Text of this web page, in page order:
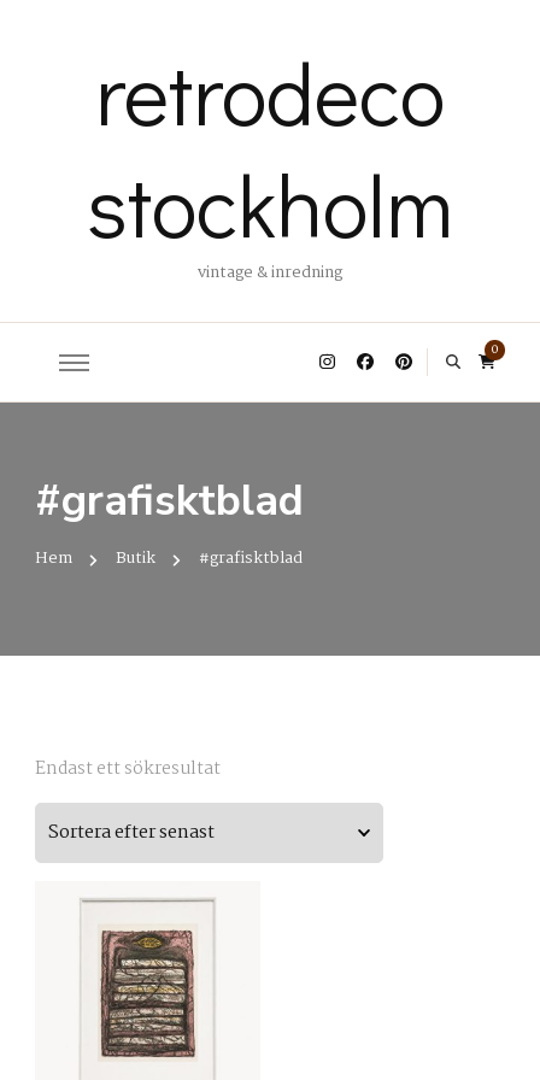
retrodeco
stockholm
vintage & inredning
0
#grafisktblad
Hem Butik #grafisktblad
Endast ett sökresultat